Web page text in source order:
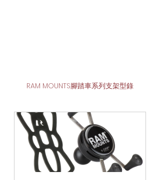
RAM MOUNTS腳踏車系列支架型錄